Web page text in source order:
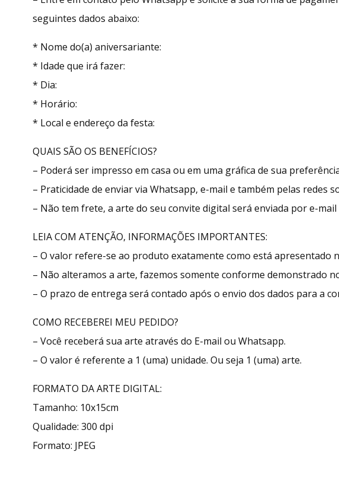
seguintes dados abaixo:
* Nome do(a) aniversariante:
* Idade que irá fazer:
* Dia:
* Horário:
* Local e endereço da festa:
QUAIS SÃO OS BENEFÍCIOS?
– Poderá ser impresso em casa ou em uma gráfica de sua
– Praticidade de enviar via Whatsapp, e-mail e também pelas redes
– Não tem frete, a arte do seu convite digital será enviada por e-
LEIA COM ATENÇÃO, INFORMAÇÕES IMPORTANTES:
– O valor refere-se ao produto exatamente como está apresentado
– Não alteramos a arte, fazemos somente conforme demonstrado
– O prazo de entrega será contado após o envio dos dados para a
COMO RECEBEREI MEU PEDIDO?
– Você receberá sua arte através do E-mail ou Whatsapp.
– O valor é referente a 1 (uma) unidade. Ou seja 1 (uma) arte.
FORMATO DA ARTE DIGITAL:
Tamanho: 10x15cm
Qualidade: 300 dpi
Formato: JPEG